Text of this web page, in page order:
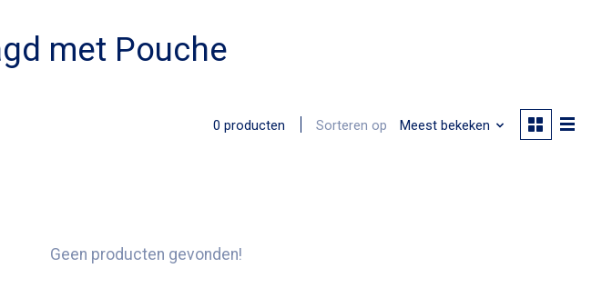
met Pouche
0 producten Sorteren op Meest bekeken
Geen producten gevonden!